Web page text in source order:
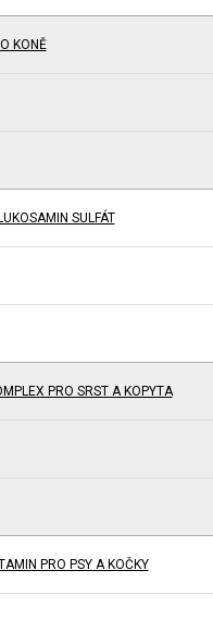
KONĚ
SULFÁT
PRO SRST A KOPYTA
PRO PSY A KOČKY